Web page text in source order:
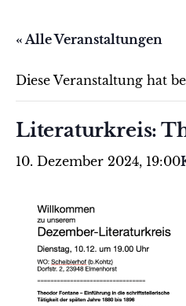
« Alle Veranstaltungen
Diese Veranstaltung hat
Literaturkreis:
10. Dezember 2024, 19:00